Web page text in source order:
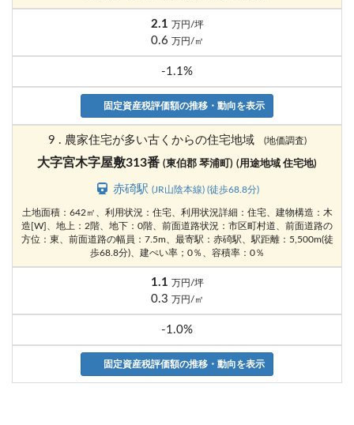
2.1 万円/坪
0.6 万円/㎡
-1.1%
固定資産税評価額の推移・動向を表示
9 . 農家住宅が多い古くからの住宅地域 (地価調査)
大字宮木字屋敷313番 (東伯郡 琴浦町) (用途地域 住宅地)
赤碕駅(JR山陰本線) (徒歩68.8分)
土地面積：642㎡、利用状況：住宅、利用状況詳細：住宅、建物構造：木
造[W]、地上：2階、地下：0階、前面道路状況：市区町村道、前面道路の
方位：東、前面道路の幅員：7.5m、最寄駅：赤碕駅、駅距離：5,500m(徒
歩68.8分)、建ぺい率；0％、容積率：0％
1.1 万円/坪
0.3 万円/㎡
-1.0%
固定資産税評価額の推移・動向を表示